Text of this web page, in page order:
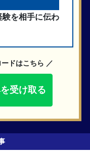
を相手に伝わ
ドはこちら ／
受け取る